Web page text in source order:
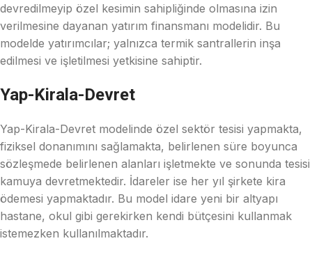
devredilmeyip özel kesimin sahipliğinde olmasına izin
verilmesine dayanan yatırım finansmanı modelidir. Bu
modelde yatırımcılar; yalnızca termik santrallerin inşa
edilmesi ve işletilmesi yetkisine sahiptir.
Yap-Kirala-Devret
Yap-Kirala-Devret modelinde özel sektör tesisi yapmakta,
fiziksel donanımını sağlamakta, belirlenen süre boyunca
sözleşmede belirlenen alanları işletmekte ve sonunda tesisi
kamuya devretmektedir. İdareler ise her yıl şirkete kira
ödemesi yapmaktadır. Bu model idare yeni bir altyapı
hastane, okul gibi gerekirken kendi bütçesini kullanmak
istemezken kullanılmaktadır.